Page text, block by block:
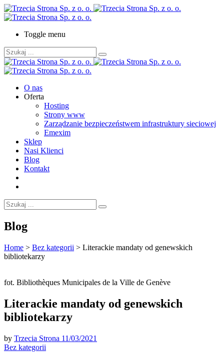
Toggle menu
O nas
Oferta
Hosting
Strony www
Zarządzanie bezpieczeństwem infrastruktury sieciowej
Emexim
Sklep
Nasi Klienci
Blog
Kontakt
Blog
Home > Bez kategorii > Literackie mandaty od genewskich
bibliotekarzy
fot. Bibliothèques Municipales de la Ville de Genève
Literackie mandaty od genewskich
bibliotekarzy
by Trzecia Strona 11/03/2021
Bez kategorii